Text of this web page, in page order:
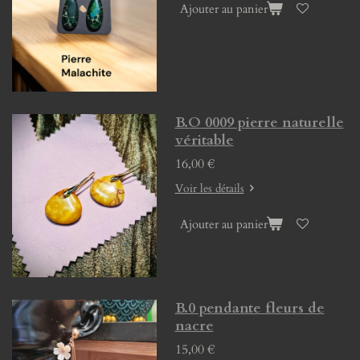
Ajouter au panier
B.O 0009 pierre naturelle
véritable
16,00 €
Voir les détails
Ajouter au panier
B.0 pendante fleurs de
nacre
15,00 €